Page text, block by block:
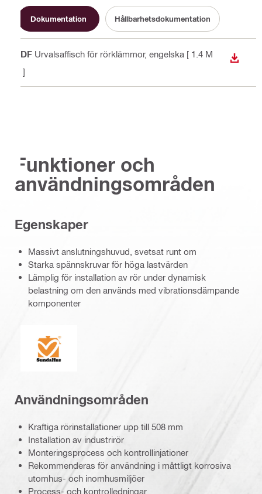
Dokumentation Hållbarhetsdokumentation
PDF Urvalsaffisch för rörklämmor, engelska [ 1.4 M
B ]
LADDA
Funktioner och
användningsområden
Egenskaper
Massivt anslutningshuvud, svetsat runt om
Starka spännskruvar för höga lastvärden
Lämplig för installation av rör under dynamisk
belastning om den används med vibrationsdämpande
komponenter
SundaHus
Användningsområden
Kraftiga rörinstallationer upp till 508 mm
Installation av industrirör
Monteringsprocess och kontrollinjationer
Rekommenderas för användning i måttligt korrosiva
utomhus- och inomhusmiljöer
Process- och kontrolledningar